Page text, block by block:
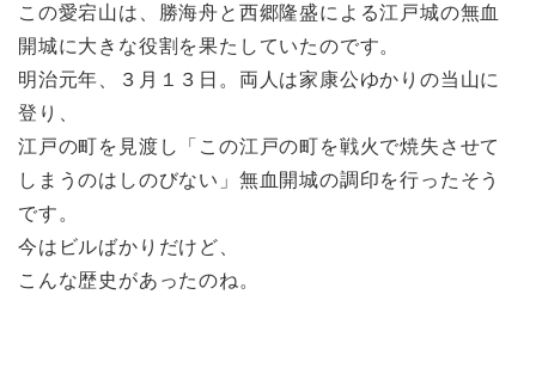
この愛宕山は、勝海舟と西郷隆盛による江戸城の無血
開城に大きな役割を果たしていたのです。
明治元年、３月１３日。両人は家康公ゆかりの当山に
登り、
江戸の町を見渡し「この江戸の町を戦火で焼失させて
しまうのはしのびない」無血開城の調印を行ったそう
です。
今はビルばかりだけど、
こんな歴史があったのね。